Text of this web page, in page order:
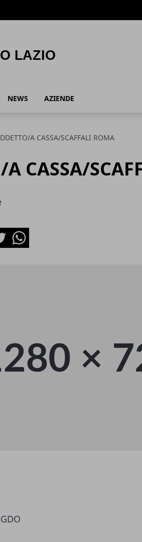
NEWS AZIENDE
A CASSA/SCAFFALI ROMA
CASSA/
Whatsapp